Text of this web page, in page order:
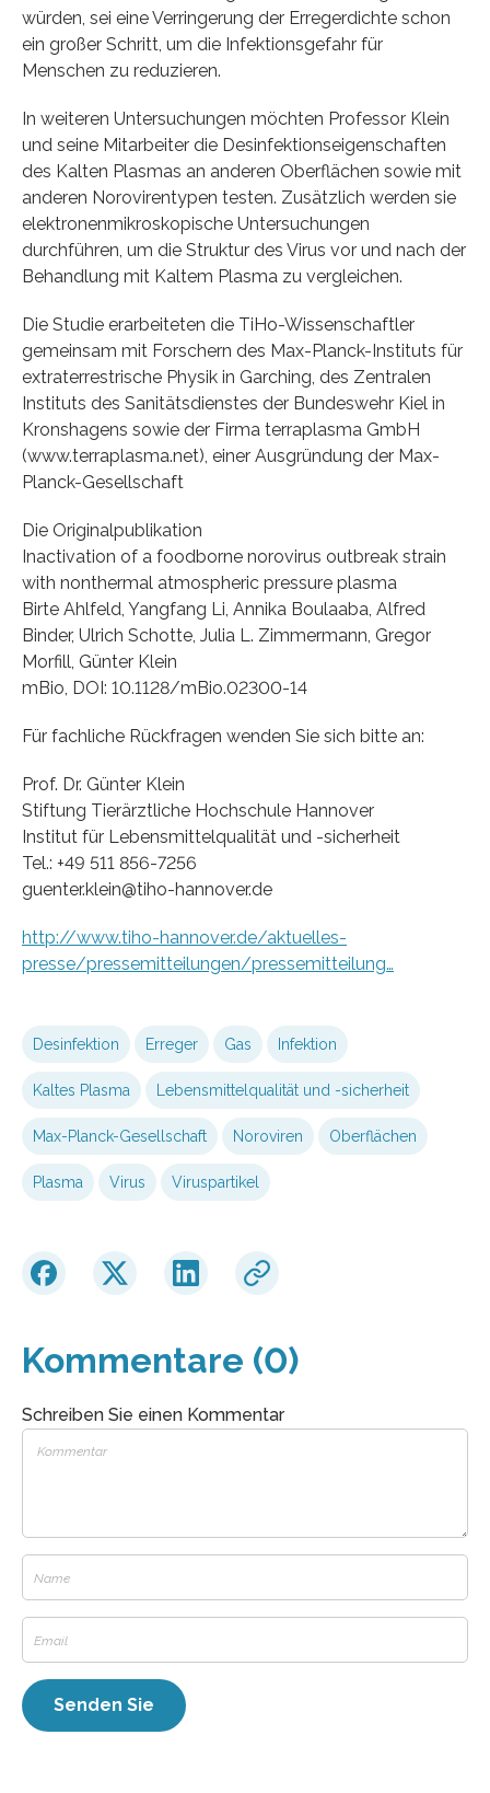
würden, sei eine Verringerung der Erregerdichte schon
ein großer Schritt, um die Infektionsgefahr für
Menschen zu reduzieren.
In weiteren Untersuchungen möchten Professor Klein
und seine Mitarbeiter die Desinfektionseigenschaften
des Kalten Plasmas an anderen Oberflächen sowie mit
anderen Norovirentypen testen. Zusätzlich werden sie
elektronenmikroskopische Untersuchungen
durchführen, um die Struktur des Virus vor und nach der
Behandlung mit Kaltem Plasma zu vergleichen.
Die Studie erarbeiteten die TiHo-Wissenschaftler
gemeinsam mit Forschern des Max-Planck-Instituts für
extraterrestrische Physik in Garching, des Zentralen
Instituts des Sanitätsdienstes der Bundeswehr Kiel in
Kronshagens sowie der Firma terraplasma GmbH
(www.terraplasma.net), einer Ausgründung der Max-
Planck-Gesellschaft
Die Originalpublikation
Inactivation of a foodborne norovirus outbreak strain
with nonthermal atmospheric pressure plasma
Birte Ahlfeld, Yangfang Li, Annika Boulaaba, Alfred
Binder, Ulrich Schotte, Julia L. Zimmermann, Gregor
Morfill, Günter Klein
mBio, DOI: 10.1128/mBio.02300-14
Für fachliche Rückfragen wenden Sie sich bitte an:
Prof. Dr. Günter Klein
Stiftung Tierärztliche Hochschule Hannover
Institut für Lebensmittelqualität und -sicherheit
Tel.: +49 511 856-7256
guenter.klein@tiho-hannover.de
http://www.tiho-hannover.de/aktuelles-
presse/pressemitteilungen/pressemitteilung…
Desinfektion Erreger Gas Infektion
Kaltes Plasma Lebensmittelqualität und -sicherheit
Max-Planck-Gesellschaft Noroviren Oberflächen
Plasma Virus Viruspartikel
Kommentare (0)
Schreiben Sie einen Kommentar